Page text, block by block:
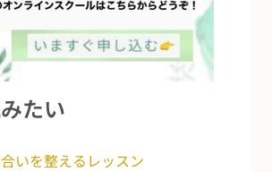
たい
いを整えるレッスン